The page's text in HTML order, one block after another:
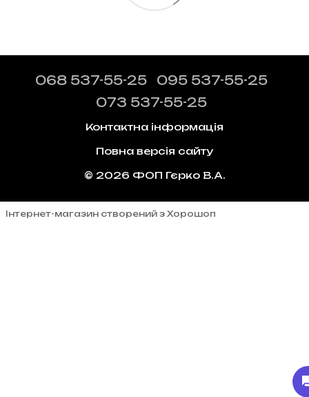
068 537-55-25
095 537-55-25
073 537-55-25
Контактна інформація
Повна версія сайту
© 2026 ФОП Гєрко В.А.
Інтернет-магазин створений з Хорошоп